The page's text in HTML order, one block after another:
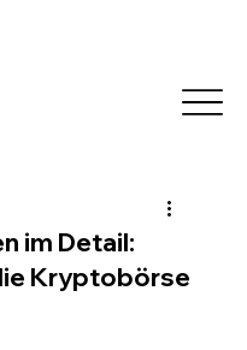
im Detail:
Kryptobörse